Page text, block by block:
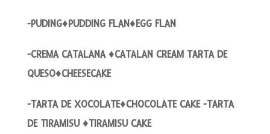
-PUDING♦PUDDING FLAN♦EGG FLAN
-CREMA CATALANA ♦CATALAN CREAM TARTA DE
QUESO♦CHEESECAKE
-TARTA DE XOCOLATE♦CHOCOLATE CAKE -TARTA
DE TIRAMISU ♦TIRAMISU CAKE